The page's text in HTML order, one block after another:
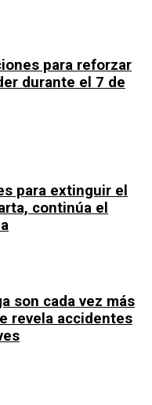
para reforzar
durante el 7 de
para extinguir el
continúa el
son cada vez más
revela accidentes